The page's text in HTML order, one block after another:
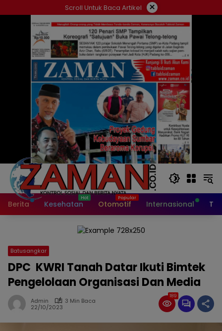
ke
Scroll Untuk Baca Artikel ×
Berita Kesehatan Otomotif Internasional
Batusangkar
DPC KWRI Tanah Datar Ikuti Bimtek
Pengelolaan Organisasi Dan Media
Admin
3 Min Baca
22/10/2023
189